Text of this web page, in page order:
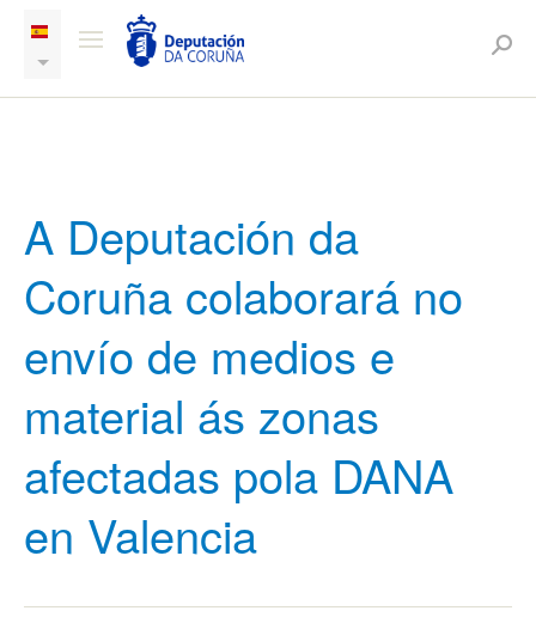
A Deputación da
Coruña colaborará no
envío de medios e
material ás zonas
afectadas pola DANA
en Valencia